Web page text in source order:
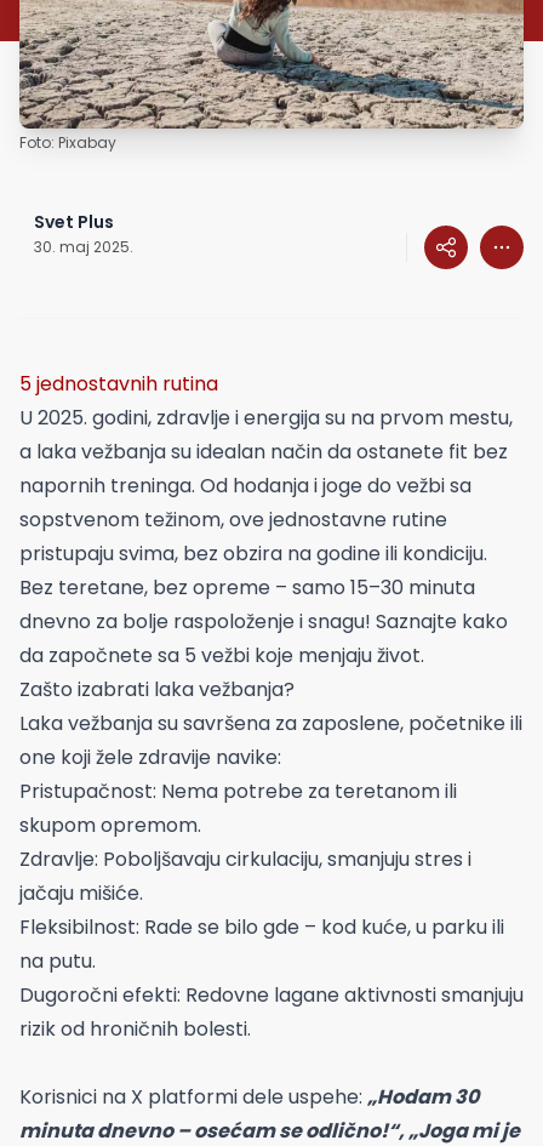
Foto: Pixabay
Svet Plus
30. maj 2025.
5 jednostavnih rutina
U 2025. godini, zdravlje i energija su na prvom mestu,
a laka vežbanja su idealan način da ostanete fit bez
napornih treninga. Od hodanja i joge do vežbi sa
sopstvenom težinom, ove jednostavne rutine
pristupaju svima, bez obzira na godine ili kondiciju.
Bez teretane, bez opreme – samo 15–30 minuta
dnevno za bolje raspoloženje i snagu! Saznajte kako
da započnete sa 5 vežbi koje menjaju život.
Zašto izabrati laka vežbanja?
Laka vežbanja su savršena za zaposlene, početnike ili
one koji žele zdravije navike:
Pristupačnost: Nema potrebe za teretanom ili
skupom opremom.
Zdravlje: Poboljšavaju cirkulaciju, smanjuju stres i
jačaju mišiće.
Fleksibilnost: Rade se bilo gde – kod kuće, u parku ili
na putu.
Dugoročni efekti: Redovne lagane aktivnosti smanjuju
rizik od hroničnih bolesti.
Korisnici na X platformi dele uspehe: „Hodam 30
minuta dnevno – osećam se odlično!“, „Joga mi je